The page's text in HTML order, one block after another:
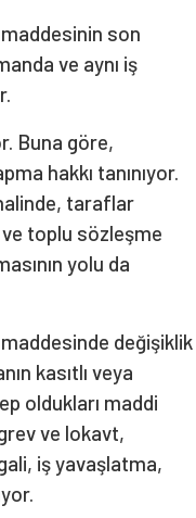
maddesinin son
ve aynı iş
Buna göre,
hakkı tanınıyor.
taraflar
toplu sözleşme
yolu da
maddesinde değişiklik
kasıtlı veya
oldukları maddi
ve lokavt,
iş yavaşlatma,